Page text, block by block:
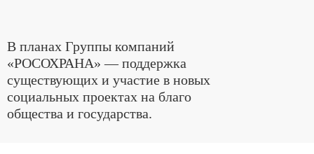
В планах Группы компаний
«РОСОХРАНА» — поддержка
существующих и участие в новых
социальных проектах на благо
общества и государства.